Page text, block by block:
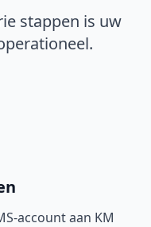
stappen is uw
account aan KM